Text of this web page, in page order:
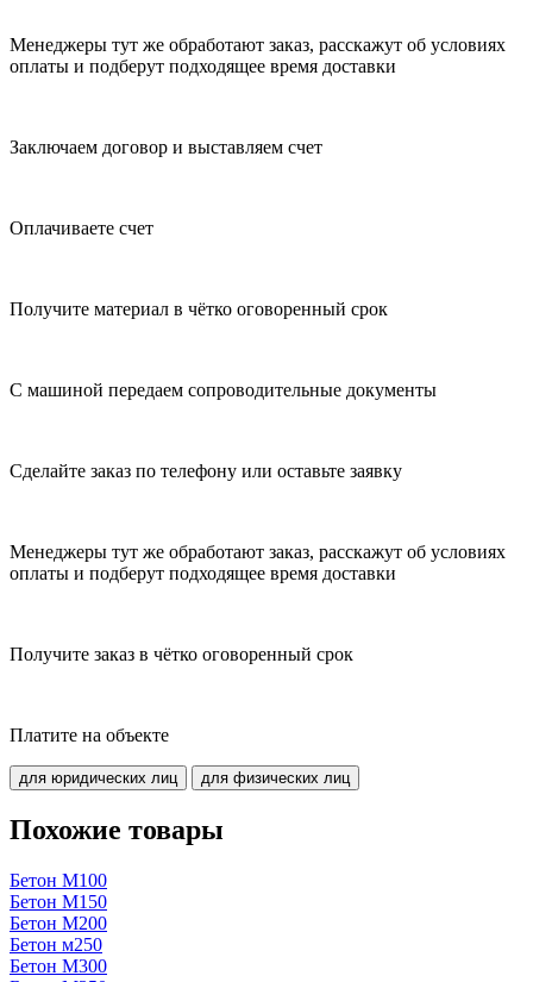
Менеджеры тут же обработают заказ, расскажут об условиях
оплаты и подберут подходящее время доставки
Заключаем договор и выставляем счет
Оплачиваете счет
Получите материал в чётко оговоренный срок
С машиной передаем сопроводительные документы
Сделайте заказ по телефону или оставьте заявку
Менеджеры тут же обработают заказ, расскажут об условиях
оплаты и подберут подходящее время доставки
Получите заказ в чётко оговоренный срок
Платите на объекте
для юридических лиц для физических лиц
Похожие товары
Бетон М100
Бетон М150
Бетон М200
Бетон м250
Бетон М300